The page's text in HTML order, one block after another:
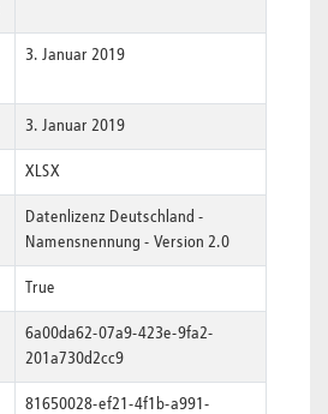
3. Januar 2019
3. Januar 2019
XLSX
Datenlizenz Deutschland -
Namensnennung - Version 2.0
True
6a00da62-07a9-423e-9fa2-
201a730d2cc9
81650028-ef21-4f1b-a991-